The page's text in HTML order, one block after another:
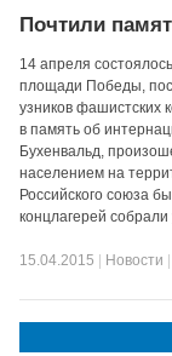
Почтили
14 апреля
площади Победы,
узников фашистских
в память об
Бухенвальд,
населением на
Российского союза
концлагерей
15.04.2015 Новости